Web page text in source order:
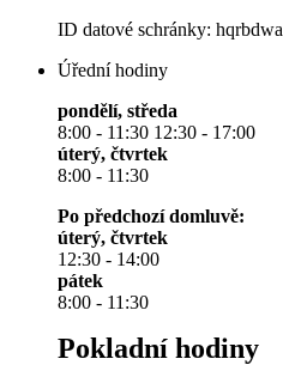
ID datové schránky: hqrbdwa
Úřední hodiny
pondělí, středa
8:00 - 11:30 12:30 - 17:00
úterý, čtvrtek
8:00 - 11:30
Po předchozí domluvě:
úterý, čtvrtek
12:30 - 14:00
pátek
8:00 - 11:30
Pokladní hodiny